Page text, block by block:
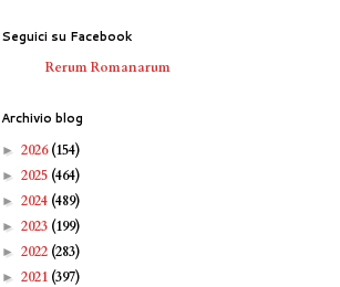
Seguici su Facebook
Rerum Romanarum
Archivio blog
► 2026(154)
► 2025 (464)
► 2024 (489)
► 2023 (199)
► 2022 (283)
► 2021 (397)